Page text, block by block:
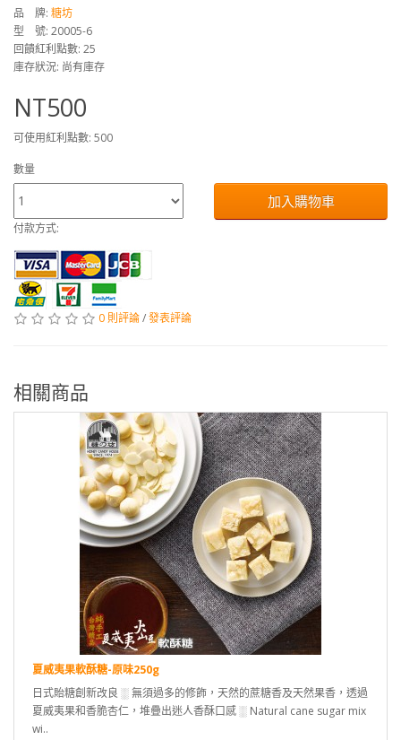
品 牌: 糖坊
型 號: 20005-6
回饋紅利點數: 25
庫存狀況: 尚有庫存
NT500
可使用紅利點數: 500
數量
加入購物車
付款方式:
0 則評論/發表評論
相關商品
夏威夷果軟酥糖-原味250g
日式貽糖創新改良 ░ 無須過多的修飾，天然的蔗糖香及天然果香，透過
夏威夷果和香脆杏仁，堆疊出迷人香酥口感 ░ Natural cane sugar mix
wi..